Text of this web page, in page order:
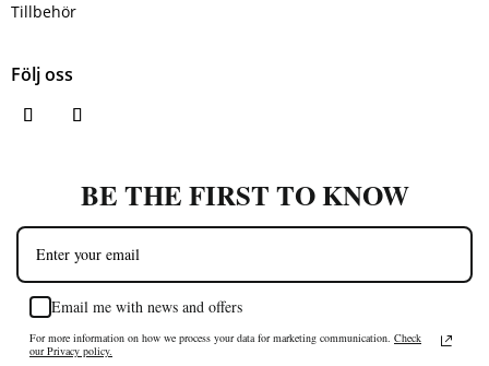
Tillbehör
Följ oss
BE THE FIRST TO KNOW
Email me with news and offers
For more information on how we process your data for marketing communication. Check
our Privacy policy.